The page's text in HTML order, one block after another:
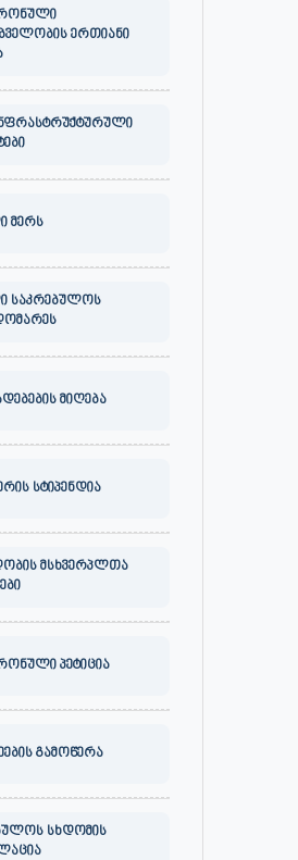
ერთიანი
მერს
საკრებულოს
მიღება
სტიპენდია
მსხვერპლთა
პეტიცია
გამოწერა
სხდომის